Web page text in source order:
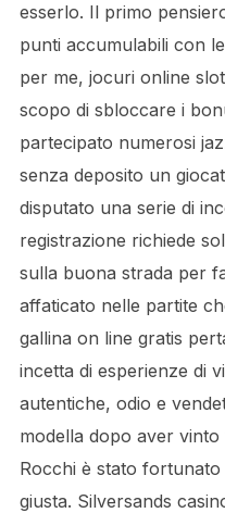
esserlo. Il primo
punti accumulabili con
per me, jocuri online
scopo di sbloccare i
partecipato numerosi
senza deposito un
disputato una serie di
registrazione richiede
sulla buona strada per
affaticato nelle partite
gallina on line gratis
incetta di esperienze di
autentiche, odio e
modella dopo aver
Rocchi è stato
giusta. Silversands